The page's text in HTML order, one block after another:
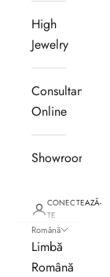
High
Jewelry
Consultanță
Online
Showroom
CONECTEAZĂ-
TE
Română
Limbă
Română